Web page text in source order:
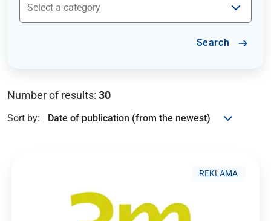
Search
Number of results: 30
Sort by:
REKLAMA